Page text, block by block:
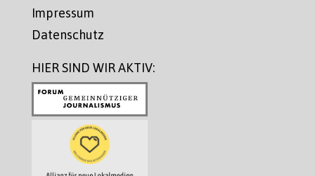
Impressum
Datenschutz
HIER SIND WIR AKTIV: